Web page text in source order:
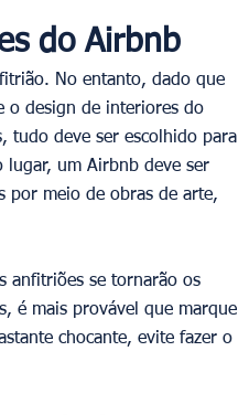
do Airbnb
No entanto, dado que
o design de interiores do
tudo deve ser escolhido para
lugar, um Airbnb deve ser
por meio de obras de arte,
anfitriões se tornarão os
é mais provável que marque
chocante, evite fazer o